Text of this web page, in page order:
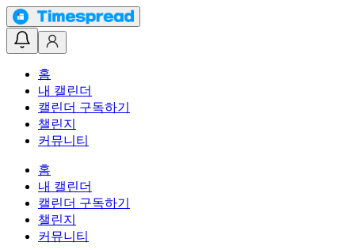
홈
내 캘린더
캘린더 구독하기
챌린지
커뮤니티
홈
내 캘린더
캘린더 구독하기
챌린지
커뮤니티